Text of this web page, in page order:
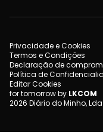
Privacidade e Cookies
Termos e Condições
Declaração de
Política de
Editar Cookies
for tomorrow by LKCOM
2026 Diário do Minho,